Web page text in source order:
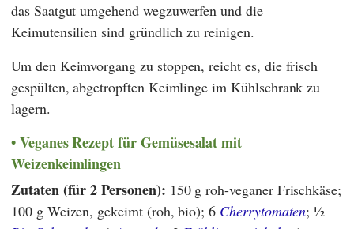
das Saatgut umgehend wegzuwerfen und die
Keimutensilien sind gründlich zu reinigen.
Um den Keimvorgang zu stoppen, reicht es, die frisch
gespülten, abgetropften Keimlinge im Kühlschrank zu
lagern.
Veganes Rezept für Gemüsesalat mit
Weizenkeimlingen
Zutaten (für 2 Personen): 150 g roh-veganer Frischkäse;
100 g Weizen, gekeimt (roh, bio); 6 Cherrytomaten; ½